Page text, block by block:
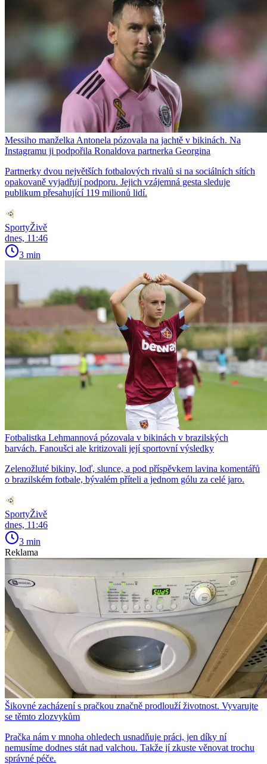
Messiho manželka Antonela pózovala na jachtě v bikinách. Na
Instagramu ji podpořila Ronaldova partnerka Georgina
Partnerky dvou největších fotbalových rivalů si na sociálních sítích
opakovaně vyjadřují podporu. Jejich vzájemná gesta sleduje
publikum přesahující 119 milionů lidí.
SportyŽivě
dnes, 11:46
3 min
Fotbalistka Lehmannová pózovala v bikinách v brazilských
barvách. Fanoušci ale kritizovali její sportovní výsledky
Zelenožluté bikiny, loď, slunce, a pod příspěvkem lavina komentářů
o brazilském fotbale, bývalém příteli a jednom gólu za celé jaro.
SportyŽivě
dnes, 11:46
3 min
Reklama
Šikovné zacházení s pračkou značně prodlouží životnost. Vyvarujte
se těmto zlozvykům
Pračka nám v mnoha ohledech usnadňuje práci, jen díky ní
nemusíme dodnes stát nad valchou. Takže jí zkuste věnovat trochu
správné péče.